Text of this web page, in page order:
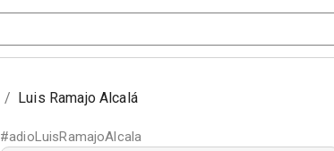
/ Luis Ramajo Alcalá
#adioLuisRamajoAlcala